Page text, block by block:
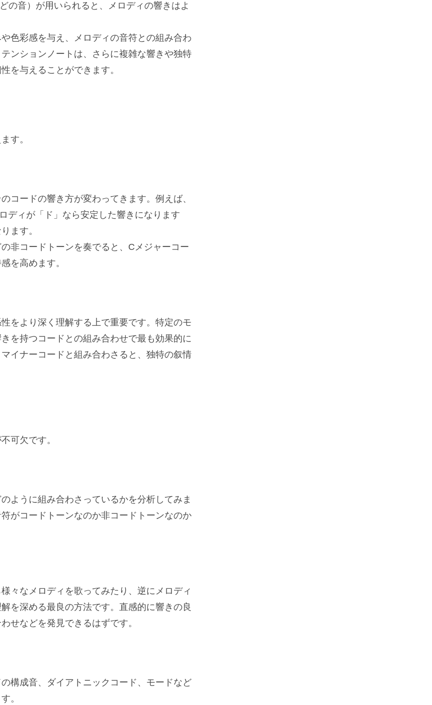
の音）が用いられると、メロディの響きはよ
色彩感を与え、メロディの音符との組み合わ
ンションノートは、さらに複雑な響きや独特
を与えることができます。
す。
コードの響き方が変わってきます。例えば、
ディが「ド」なら安定した響きになります
ます。
非コードトーンを奏でると、Cメジャーコー
を高めます。
をより深く理解する上で重要です。特定のモ
を持つコードとの組み合わせで最も効果的に
イナーコードと組み合わさると、独特の叙情
可欠です。
ように組み合わさっているかを分析してみま
がコードトーンなのか非コードトーンなのか
々なメロディを歌ってみたり、逆にメロディ
を深める最良の方法です。直感的に響きの良
せなどを発見できるはずです。
構成音、ダイアトニックコード、モードなど
。